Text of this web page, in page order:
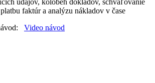
faktúr a analýzu nákladov v čase
Video návod